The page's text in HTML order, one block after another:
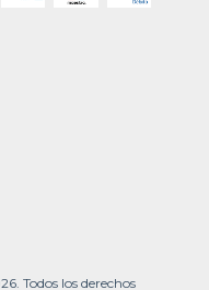
Todos los derechos